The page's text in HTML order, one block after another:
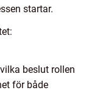
startar.
beslut rollen
för både